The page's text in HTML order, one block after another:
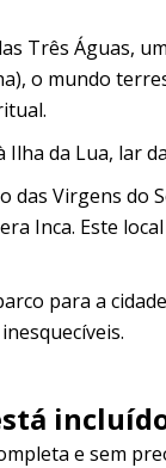
Três Águas,
o mundo
da Lua, lar
Virgens do
Inca. Este
para a
e sem